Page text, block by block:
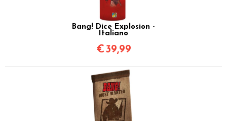
Bang! Dice Explosion -
Italiano
€39,99